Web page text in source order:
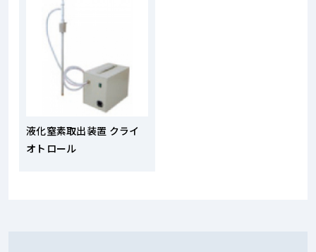
液化窒素取出装置 クライ
オトロール